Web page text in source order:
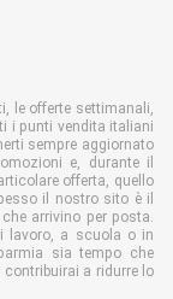
le offerte settimanali,
i punti vendita italiani
sempre aggiornato
e, durante il
offerta, quello
il nostro sito è il
arrivino per posta.
lavoro, a scuola o in
sia tempo che
a ridurre lo